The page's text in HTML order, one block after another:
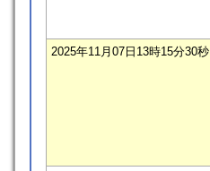
2025年11月07日13時15分30秒